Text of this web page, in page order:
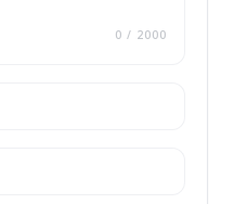
0 / 2000